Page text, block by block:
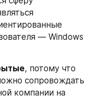
— Windows
, потому что
сопровождать
компании на